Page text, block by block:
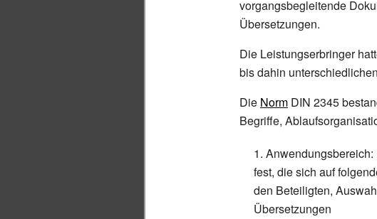
vorgangsbegleitende
Übersetzungen.
Die Leistungserbringer
bis dahin
Die Norm DIN 2345
Begriffe,
fest, die sich auf
den Beteiligten,
Übersetzungen